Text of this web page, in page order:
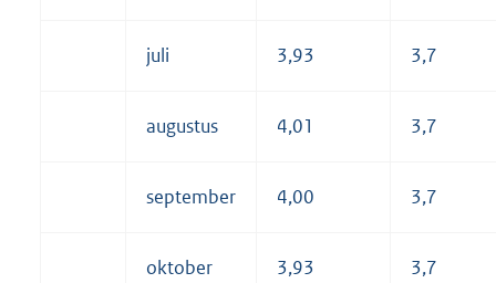
juli 3,93 3,7
augustus 4,01 3,7
september 4,00 3,7
oktober 3,93 3,7